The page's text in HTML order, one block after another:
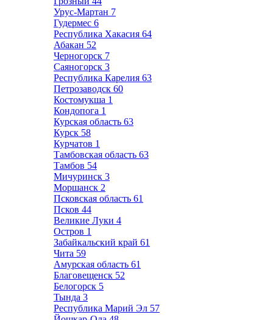
Урус-Мартан 7
Гудермес 6
Республика Хакасия 64
Абакан 52
Черногорск 7
Саяногорск 3
Республика Карелия 63
Петрозаводск 60
Костомукша 1
Кондопога 1
Курская область 63
Курск 58
Курчатов 1
Тамбовская область 63
Тамбов 54
Мичуринск 3
Моршанск 2
Псковская область 61
Псков 44
Великие Луки 4
Остров 1
Забайкальский край 61
Чита 59
Амурская область 61
Благовещенск 52
Белогорск 5
Тында 3
Республика Марий Эл 57